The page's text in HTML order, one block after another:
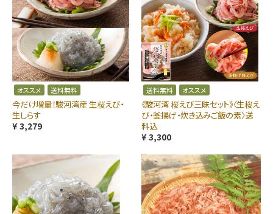
オススメ 送料無料
今だけ増量！駿河湾産 生桜えび・
生しらす
¥ 3,279
送料無料 オススメ
《駿河湾 桜えび三昧セット》〈生桜え
び・釜揚げ・炊き込みご飯の素〉送
料込
¥ 3,300